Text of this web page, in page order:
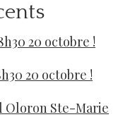
20 octobre !
20 octobre !
Oloron Ste-Marie